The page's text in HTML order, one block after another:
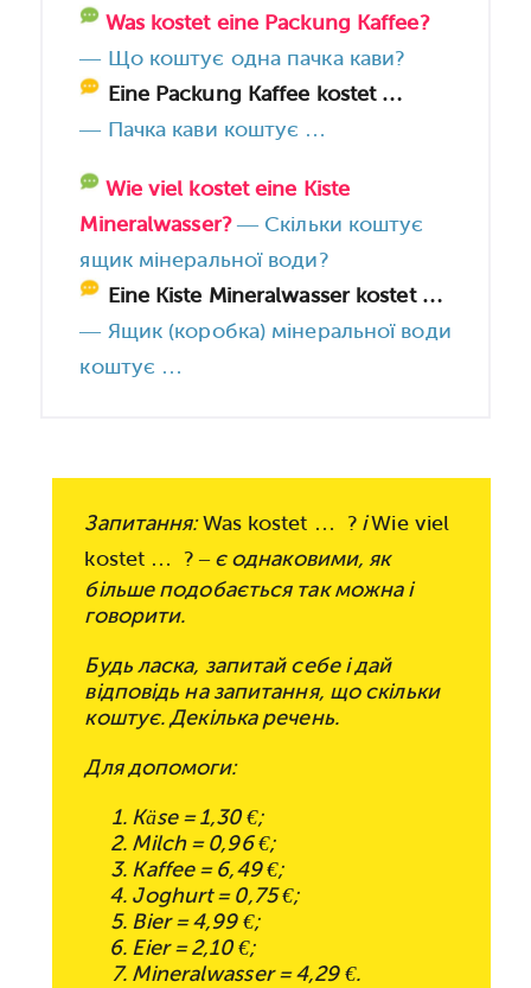
Was kostet eine Packung Kaffee?
— Що коштує одна пачка кави?
Eine Packung Kaffee kostet …
— Пачка кави коштує …
Wie viel kostet eine Kiste
Mineralwasser?— Скільки коштує
ящик мінеральної води?
Eine Kiste Mineralwasser kostet …
— Ящик (коробка) мінеральної води
коштує …
Запитання:Was kostet … ? іWie viel
kostet … ?– є однаковими, як
більше подобається так можна і
говорити.
Будь ласка, запитай себе і дай
відповідь на запитання, що скільки
коштує. Декілька речень.
Для допомоги:
Käse = 1,30 €;
Milch = 0,96 €;
Kaffee = 6,49 €;
Joghurt = 0,75 €;
Bier = 4,99 €;
Eier = 2,10 €;
Mineralwasser = 4,29 €.